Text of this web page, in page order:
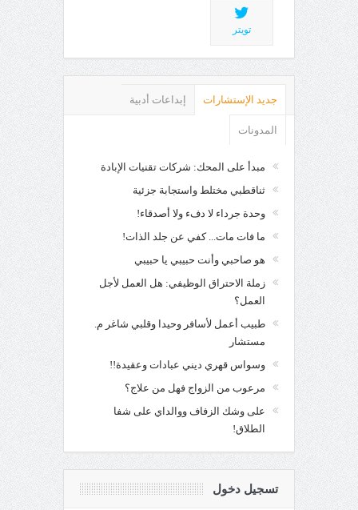
تويتر
جديد الإستشارات إبداعات أدبية
المدونات
مبدأ على المحك: شركات تقنيات الإبادة
ثناقطبي مختلط واستجابة جزئية
وحدة جرداء لا دفء ولا أصدقاء!
ما فات مات... كفي عن جلد الذات!
هو صاحبي وأنت حبيبي يا حبيبي
زملة الاحتراق الوظيفي: هل العمل لأجل
العمل؟
طبيب أعمل لأسافر وحيدا وقلبي شاغر م.
مستشار
وسواس قهري ديني عبادات وعقيدة!!
مرعوب من الزواج فهل من علاج؟
على وشك الزفاف ووالداي على شفا
الطلاق!
تسجيل دخول